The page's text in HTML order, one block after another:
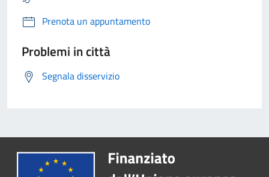
Prenota un appuntamento
Problemi in città
Segnala disservizio